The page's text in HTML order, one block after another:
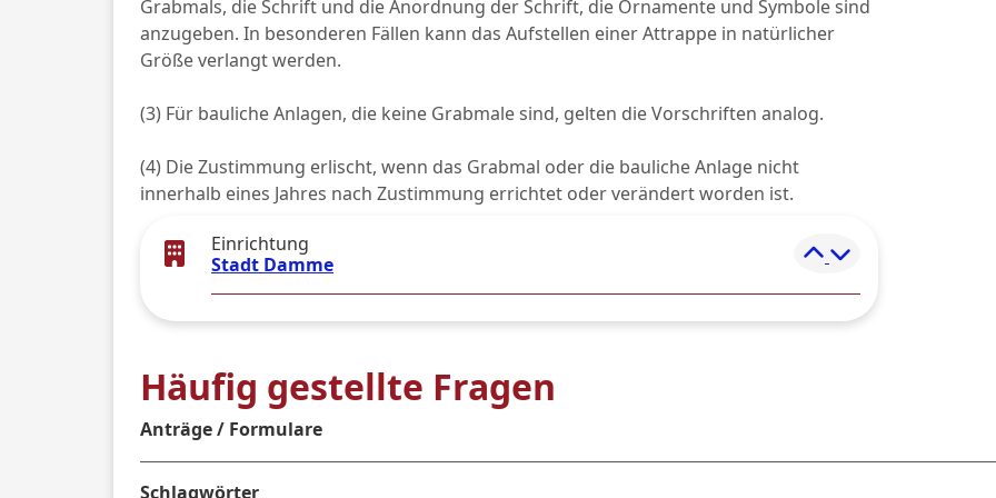
Grabmals, die Schrift und die Anordnung der Schrift, die Ornamente und Symbole sind
anzugeben. In besonderen Fällen kann das Aufstellen einer Attrappe in natürlicher
Größe verlangt werden.
(3) Für bauliche Anlagen, die keine Grabmale sind, gelten die Vorschriften analog.
(4) Die Zustimmung erlischt, wenn das Grabmal oder die bauliche Anlage nicht
innerhalb eines Jahres nach Zustimmung errichtet oder verändert worden ist.
Einrichtung
Stadt Damme
Element ein- und
Häufig gestellte Fragen
Anträge / Formulare
Schlagwörter